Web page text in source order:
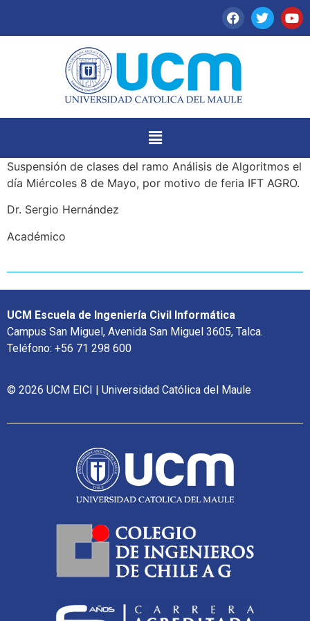
Suspensión de clases del ramo Análisis de Algoritmos el
día Miércoles 8 de Mayo, por motivo de feria IFT AGRO.
Dr. Sergio Hernández
Académico
UCM Escuela de Ingeniería Civil Informática
Campus San Miguel, Avenida San Miguel 3605, Talca.
Teléfono: +56 71 298 600
© 2026 UCM EICI | Universidad Católica del Maule